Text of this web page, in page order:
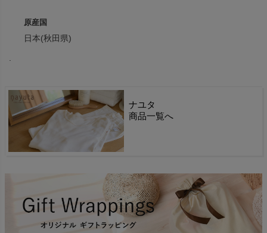
原産国
日本(秋田県)
ナユタ
商品一覧へ